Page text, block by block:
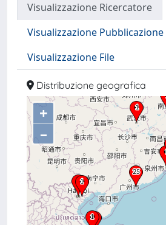
Visualizzazione Ricercatore
Visualizzazione Pubblicazione
Visualizzazione File
Distribuzione geografica
+
–